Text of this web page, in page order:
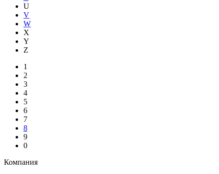
U
V
W
X
Y
Z
1
2
3
4
5
6
7
8
9
0
Компания